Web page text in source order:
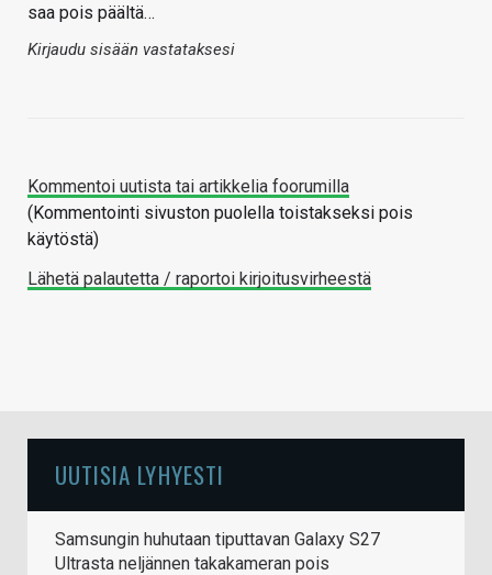
saa pois päältä…
Kirjaudu sisään vastataksesi
Kommentoi uutista tai artikkelia foorumilla
(Kommentointi sivuston puolella toistakseksi pois
käytöstä)
Lähetä palautetta / raportoi kirjoitusvirheestä
UUTISIA LYHYESTI
Samsungin huhutaan tiputtavan Galaxy S27
Ultrasta neljännen takakameran pois